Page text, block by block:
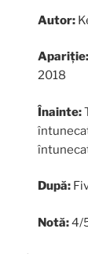
Autor:
Apariție:
2018
Înainte:
După:
Notă:4/